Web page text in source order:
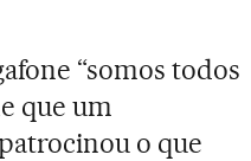
“somos todos
que um
o que